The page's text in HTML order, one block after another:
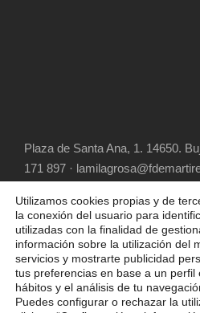
Plaza de Santa Ana, 1. 14650.
171 897 ·
COPYRIGHT 2025
SANTOS MÁRTIRES,
Utilizamos cookies propias y de
la conexión del usuario para
utilizadas con la finalidad de
información sobre la utilización del
servicios y mostrarte publicidad
tus preferencias en base a un
hábitos y el análisis de tu
Puedes configurar o rechazar la